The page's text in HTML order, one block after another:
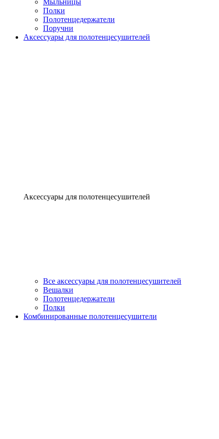
Мыльницы
Полки
Полотенцедержатели
Поручни
Аксессуары для полотенцесушителей
Аксессуары для полотенцесушителей
Все аксессуары для полотенцесушителей
Вешалки
Полотенцедержатели
Полки
Комбинированные полотенцесушители